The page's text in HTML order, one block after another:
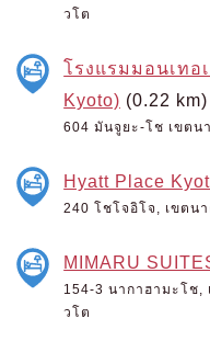
วโต
โรงแรมมอนเทอ
Kyoto) (0.22 km)
604 มันจูยะ-โช เขตน
Hyatt Place
240 โชโจอิโจ, เขตนา
MIMARU
154-3 นากาฮามะโช,
วโต